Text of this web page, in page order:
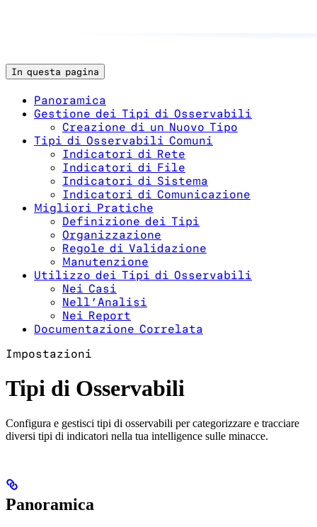
In questa pagina
Panoramica
Gestione dei Tipi di Osservabili
Creazione di un Nuovo Tipo
Tipi di Osservabili Comuni
Indicatori di Rete
Indicatori di File
Indicatori di Sistema
Indicatori di Comunicazione
Migliori Pratiche
Definizione dei Tipi
Organizzazione
Regole di Validazione
Manutenzione
Utilizzo dei Tipi di Osservabili
Nei Casi
Nell’Analisi
Nei Report
Documentazione Correlata
Impostazioni
Tipi di Osservabili
Configura e gestisci tipi di osservabili per categorizzare e tracciare
diversi tipi di indicatori nella tua intelligence sulle minacce.
Panoramica